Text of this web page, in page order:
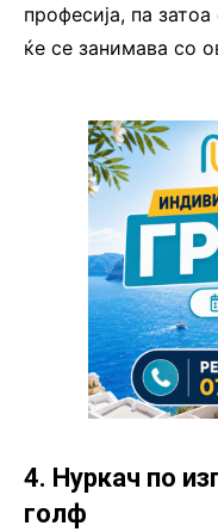
професија, па
ќе се занимава со
4. Нуркач по
голф